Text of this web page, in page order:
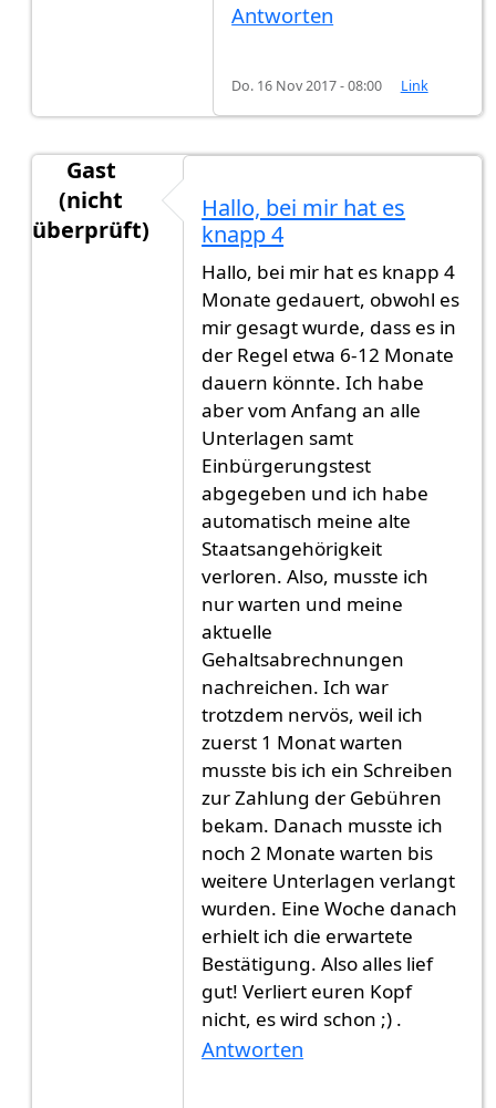
Antworten
Do. 16 Nov 2017 - 08:00 Link
Gast
(nicht
überprüft)
Hallo, bei mir hat es
knapp 4
Hallo, bei mir hat es knapp 4
Monate gedauert, obwohl es
mir gesagt wurde, dass es in
der Regel etwa 6-12 Monate
dauern könnte. Ich habe
aber vom Anfang an alle
Unterlagen samt
Einbürgerungstest
abgegeben und ich habe
automatisch meine alte
Staatsangehörigkeit
verloren. Also, musste ich
nur warten und meine
aktuelle
Gehaltsabrechnungen
nachreichen. Ich war
trotzdem nervös, weil ich
zuerst 1 Monat warten
musste bis ich ein Schreiben
zur Zahlung der Gebühren
bekam. Danach musste ich
noch 2 Monate warten bis
weitere Unterlagen verlangt
wurden. Eine Woche danach
erhielt ich die erwartete
Bestätigung. Also alles lief
gut! Verliert euren Kopf
nicht, es wird schon ;) .
Antworten